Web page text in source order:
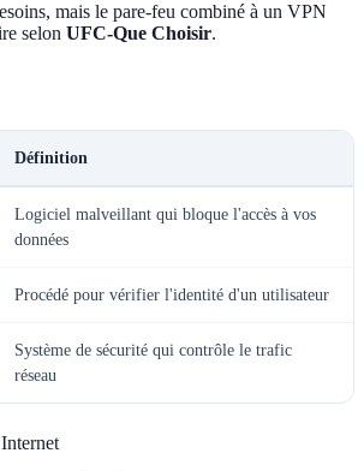
mais le pare-feu combiné à un VPN
selon UFC-Que Choisir.
Définition
Logiciel malveillant qui bloque l'accès à vos
données
Procédé pour vérifier l'identité d'un utilisateur
Système de sécurité qui contrôle le trafic
réseau